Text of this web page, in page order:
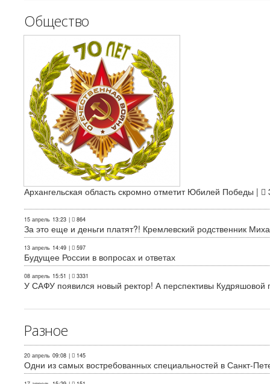
Общество
Архангельская область скромно отметит Юбилей Победы |
15 апрель 13:23 | 864
За это еще и деньги платят?! Кремлевский родственник
13 апрель 14:49 | 597
Будущее России в вопросах и ответах
08 апрель 15:51 | 3331
У САФУ появился новый ректор! А перспективы Кудряшовой
Разное
20 апрель 09:08 | 145
Одни из самых востребованных специальностей в Санкт-